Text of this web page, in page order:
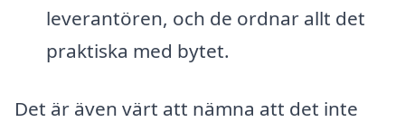
leverantören, och de ordnar allt det
praktiska med bytet.
Det är även värt att nämna att det inte